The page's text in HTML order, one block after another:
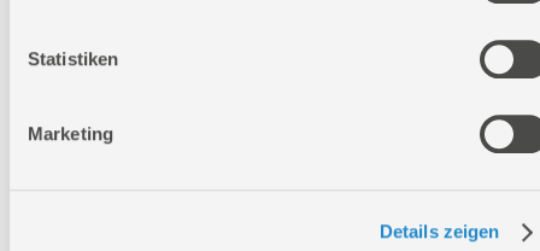
Statistiken
Marketing
Details zeigen
Höhe
Nettogewicht:
50160